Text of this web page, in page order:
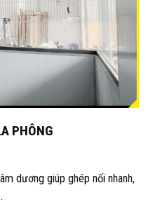
PHÔNG
dương giúp ghép nối nhanh,